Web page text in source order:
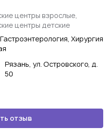
центры взрослые,
центры детские
Хирургия
Рязань, ул. Островского, д.
50
отзыв